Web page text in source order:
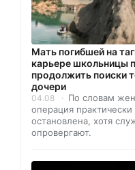
Мать погибшей на
карьере школьницы
продолжить поиски
дочери
04.08
По словам
операция практически
остановлена, хотя
опровергают.